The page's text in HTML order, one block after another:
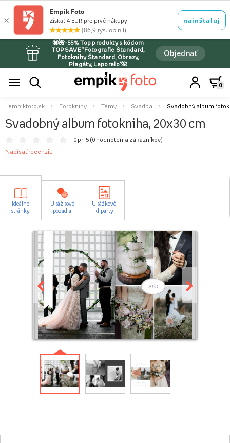
🤩🌺-55% Top produkty s kódom
TOPSAVE *Fotografie Štandard,
Fotoknihy Štandard, Obrazy,
Plagáty, Leporelo*🌺
Objednať
0
empikfoto.sk Fotoknihy Témy Svadba Svadobný album
Svadobný album fotokniha, 20x30 cm
0 pri 5 (0 hodnotenia zákazníkov)
Napísať recenziu
Ideálne
stránky
Ukážkové
pozadia
Ukážkové
kliparty